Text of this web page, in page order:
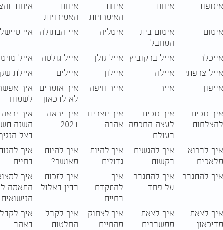
איזופוד איחוד
איחוד
האימרויות
איחוד
האמירויות
איחוד
איטום
איטום בית
המחבל
איטליה איי הבתולה איי סיישל
אייכלר אייל ברקוביץ אייל גולן אייל גולסה
אייל
אייל צרפתי
איילה איילון איילים
איילת
אייפון
אייר אייר חיפה
איך אומרים
לא לדכאון
איך
לשמוח
איך זוכים
להצלחות
איך זוכים
לעצה החכמה
בעולם
איך יוצרים
אהבה
איך יראה
2021
איך
השנה
בצל
איך לברוא
מלאכים
איך להגשים
בקשות
איך להיות
גדולים
איך להיות
מאושר?
איך
בחיים
איך להתגבר
איך להתגבר
על פחד
איך
להתקדם
בחיים
איך לזכות
בדין באלול
איך
התאמה
הנישואים
איך לצאת
מדיכאון
איך לצאת
ממשברים
איך לצחוק
מהחיים
איך לקבל
החלטות
איך
באהב